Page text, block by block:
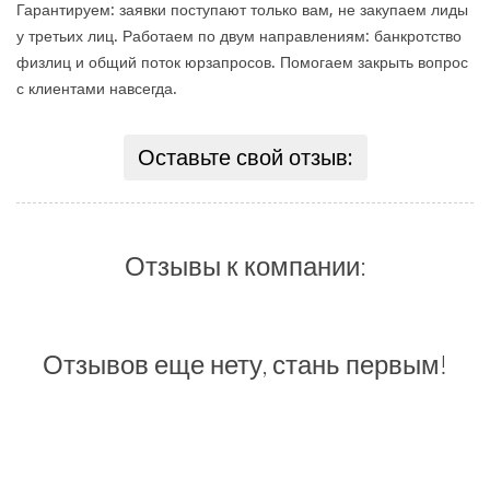
Гарантируем: заявки поступают только вам, не закупаем лиды
у третьих лиц. Работаем по двум направлениям: банкротство
физлиц и общий поток юрзапросов. Помогаем закрыть вопрос
с клиентами навсегда.
Оставьте свой отзыв:
Отзывы к компании:
Отзывов еще нету, стань первым!